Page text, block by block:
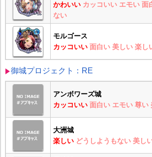
かわいい カッコいい エモい 面
ない
モルゴース
カッコいい 面白い 美しい 楽し
御城プロジェクト：RE
アンボワーズ城
カッコいい 面白い エモい 尊い
大洲城
楽しい どうしようもない 美し